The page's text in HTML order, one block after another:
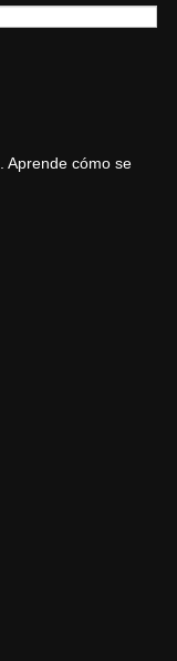
Aprende cómo se